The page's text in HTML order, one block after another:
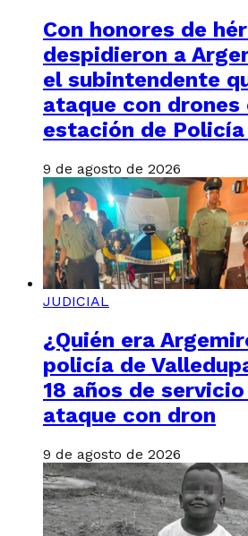
Con honores de
despidieron a
el subintendente
ataque con
estación de Policía
9 de agosto de 2026
JUDICIAL
¿Quién era
policía de
18 años de
ataque con dron
9 de agosto de 2026